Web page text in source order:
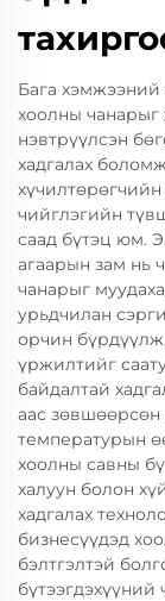
Бага хэмжээний
хоолны чанарыг
нэвтрүүлсэн
хадгалах
чийглэгийн
саад бүтэц юм.
агаарын зам нь
чанарыг
урьдчилан
орчин
үржилтийг
байдалтай
аас зөвшөөрсөн
температурын
хоолны савны
халуун болон
хадгалах
бизнесүүдэд
бэлтгэлтэй
бүтээгдэхүүний